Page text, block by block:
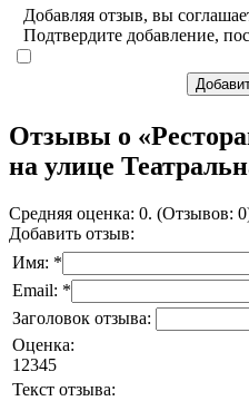
Добавляя отзыв, вы
Подтвердите добавление,
Отзывы о
на улице
Средняя оценка: 0. (Отзывов:
Добавить отзыв:
Имя: *
Email: *
Заголовок отзыва:
Оценка:
1 2345
Текст отзыва: